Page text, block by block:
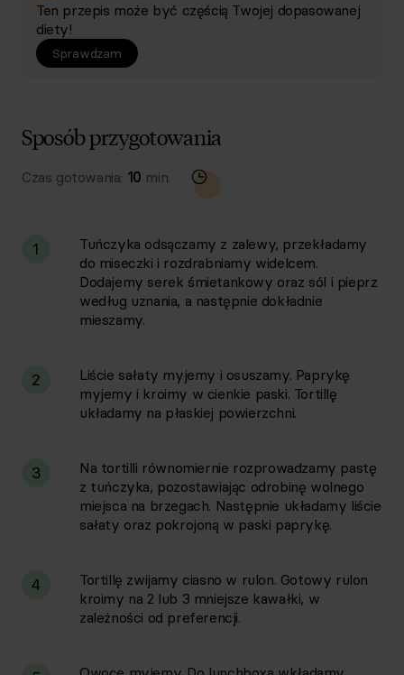
Ten przepis może być częścią Twojej dopasowanej
diety!
Sprawdzam
Sposób przygotowania
Czas gotowania: 10 min.
1
Tuńczyka odsączamy z zalewy, przekładamy
do miseczki i rozdrabniamy widelcem.
Dodajemy serek śmietankowy oraz sól i pieprz
według uznania, a następnie dokładnie
mieszamy.
2
Liście sałaty myjemy i osuszamy. Paprykę
myjemy i kroimy w cienkie paski. Tortillę
układamy na płaskiej powierzchni.
3
Na tortilli równomiernie rozprowadzamy pastę
z tuńczyka, pozostawiając odrobinę wolnego
miejsca na brzegach. Następnie układamy liście
sałaty oraz pokrojoną w paski paprykę.
4
Tortillę zwijamy ciasno w rulon. Gotowy rulon
kroimy na 2 lub 3 mniejsze kawałki, w
zależności od preferencji.